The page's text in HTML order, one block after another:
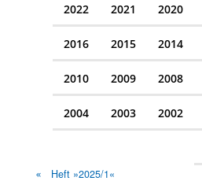
2022 2021 2020
2016 2015 2014
2010 2009 2008
2004 2003 2002
Heft »2025/1«